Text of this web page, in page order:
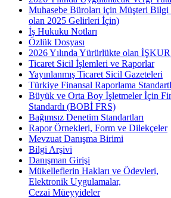
Muhasebe Büroları için Müşteri
olan 2025 Gelirleri İçin)
İş Hukuku Notları
Özlük Dosyası
2026 Yılında Yürürlükte olan
Ticaret Sicil İşlemleri ve Raporlar
Yayınlanmış Ticaret Sicil Gazeteleri
Türkiye Finansal Raporlama
Büyük ve Orta Boy İşletmeler İçin
Standardı (BOBİ FRS)
Bağımsız Denetim Standartları
Rapor Örnekleri, Form ve Dilekçeler
Mevzuat Danışma Birimi
Bilgi Arşivi
Danışman Girişi
Mükelleflerin Hakları ve Ödevleri,
Elektronik Uygulamalar,
Cezai Müeyyideler